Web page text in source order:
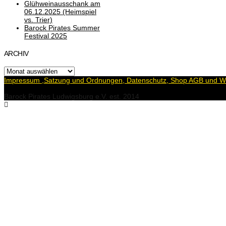
Glühweinausschank am
06.12.2025 (Heimspiel
vs. Trier)
Barock Pirates Summer
Festival 2025
ARCHIV
Archiv
Impressum ,Satzung und Ordnungen, Datenschutz, Shop AGB und
Barock Pirates Ludwigsburg e.V. est. 2014